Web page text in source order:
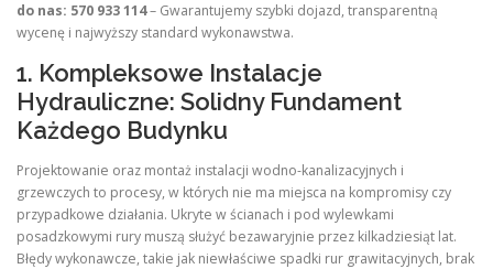
do nas: 570 933 114– Gwarantujemy szybki dojazd, transparentną
wycenę i najwyższy standard wykonawstwa.
1. Kompleksowe Instalacje
Hydrauliczne: Solidny Fundament
Każdego Budynku
Projektowanie oraz montaż instalacji wodno-kanalizacyjnych i
grzewczych to procesy, w których nie ma miejsca na kompromisy czy
przypadkowe działania. Ukryte w ścianach i pod wylewkami
posadzkowymi rury muszą służyć bezawaryjnie przez kilkadziesiąt lat.
Błędy wykonawcze, takie jak niewłaściwe spadki rur grawitacyjnych, brak